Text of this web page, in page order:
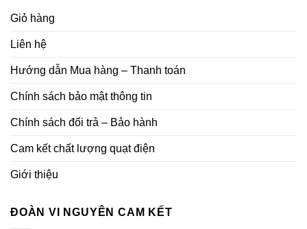
Giỏ hàng
Liên hệ
Hướng dẫn Mua hàng – Thanh toán
Chính sách bảo mật thông tin
Chính sách đổi trả – Bảo hành
Cam kết chất lượng quạt điện
Giới thiệu
ĐOÀN VI NGUYÊN CAM KẾT